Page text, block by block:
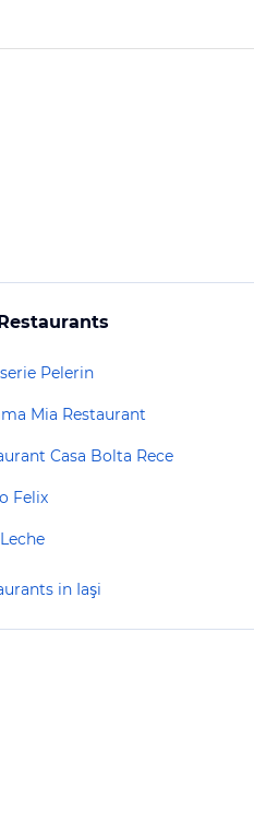
Pelerin
Mia Restaurant
Casa Bolta Rece
Felix
in Iaşi